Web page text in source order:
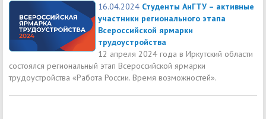
16.04.2024 Студенты АнГТУ – активные
участники регионального этапа
Всероссийской ярмарки
трудоустройства
12 апреля 2024 года в Иркутский области
состоялся региональный этап Всероссийской ярмарки
трудоустройства «Работа России. Время возможностей».